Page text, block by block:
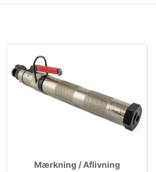
Mærkning / Aflivning